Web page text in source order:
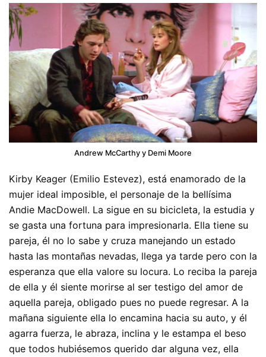
Andrew McCarthy y Demi Moore
Kirby Keager (Emilio Estevez), está enamorado de la
mujer ideal imposible, el personaje de la bellísima
Andie MacDowell. La sigue en su bicicleta, la estudia y
se gasta una fortuna para impresionarla. Ella tiene su
pareja, él no lo sabe y cruza manejando un estado
hasta las montañas nevadas, llega ya tarde pero con la
esperanza que ella valore su locura. Lo reciba la pareja
de ella y él siente morirse al ser testigo del amor de
aquella pareja, obligado pues no puede regresar. A la
mañana siguiente ella lo encamina hacia su auto, y él
agarra fuerza, le abraza, inclina y le estampa el beso
que todos hubiésemos querido dar alguna vez, ella